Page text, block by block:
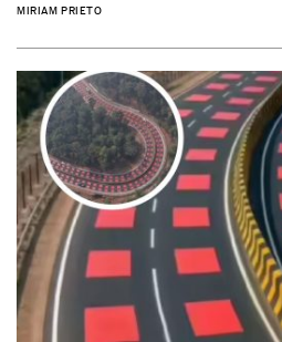
MIRIAM PRIETO